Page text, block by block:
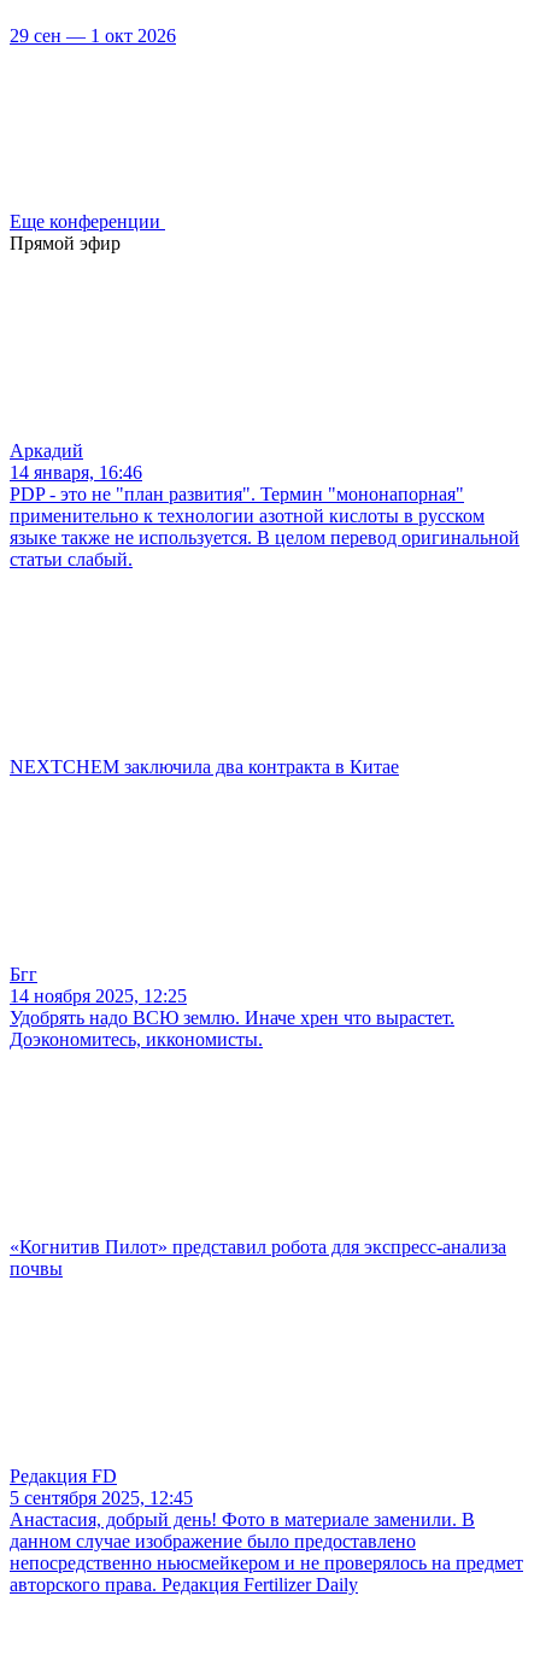
29 сен — 1 окт 2026
Еще конференции
Прямой эфир
Аркадий
14 января, 16:46
PDP - это не "план развития". Термин "мононапорная"
применительно к технологии азотной кислоты в русском
языке также не используется. В целом перевод оригинальной
статьи слабый.
NEXTCHEM заключила два контракта в Китае
Бгг
14 ноября 2025, 12:25
Удобрять надо ВСЮ землю. Иначе хрен что вырастет.
Доэкономитесь, иккономисты.
«Когнитив Пилот» представил робота для экспресс-анализа
почвы
Редакция FD
5 сентября 2025, 12:45
Анастасия, добрый день! Фото в материале заменили. В
данном случае изображение было предоставлено
непосредственно ньюсмейкером и не проверялось на предмет
авторского права. Редакция Fertilizer Daily